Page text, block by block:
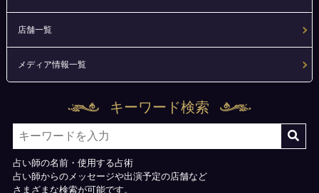
店舗一覧
メディア情報一覧
キーワード検索
占い師の名前・使用する占術
占い師からのメッセージや出演予定の店舗など
さまざまな検索が可能です。